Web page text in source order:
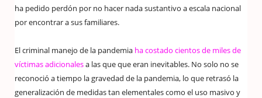
ha pedido perdón por no hacer nada sustantivo a escala nacional
por encontrar a sus familiares.
El criminal manejo de la pandemia ha costado cientos de miles de
víctimas adicionalesa las que que eran inevitables. No solo no se
reconoció a tiempo la gravedad de la pandemia, lo que retrasó la
generalización de medidas tan elementales como el uso masivo y